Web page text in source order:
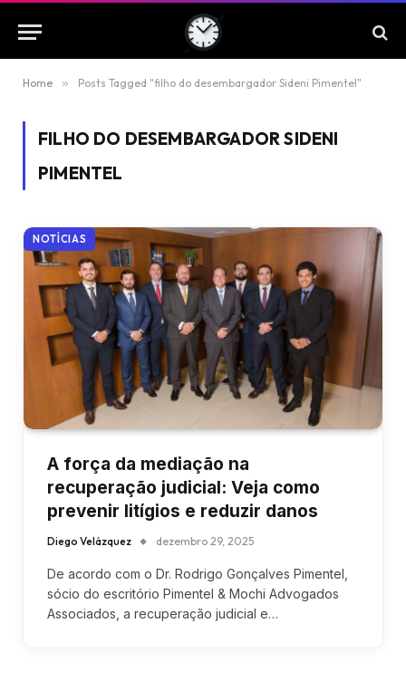
Home » Posts Tagged "filho do desembargador Sideni Pimentel"
FILHO DO DESEMBARGADOR SIDENI
PIMENTEL
NOTÍCIAS
A força da mediação na
recuperação judicial: Veja como
prevenir litígios e reduzir danos
Diego Velázquez dezembro 29, 2025
De acordo com o Dr. Rodrigo Gonçalves Pimentel,
sócio do escritório Pimentel & Mochi Advogados
Associados, a recuperação judicial e…